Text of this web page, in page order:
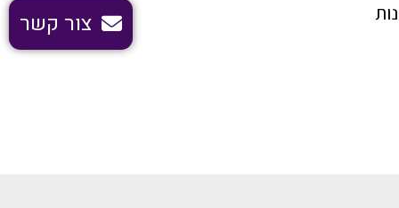
צור קשר